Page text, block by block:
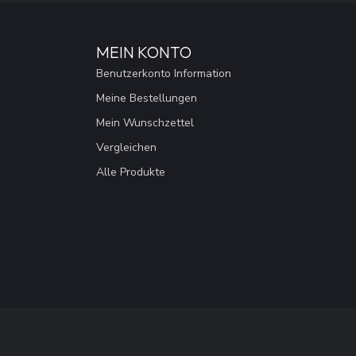
MEIN KONTO
Benutzerkonto Information
Meine Bestellungen
Mein Wunschzettel
Vergleichen
Alle Produkte